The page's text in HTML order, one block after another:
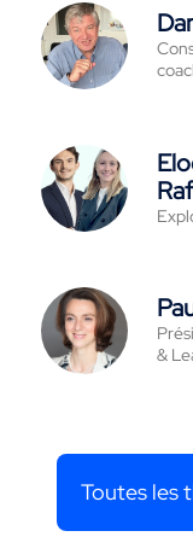
&
Toutes les